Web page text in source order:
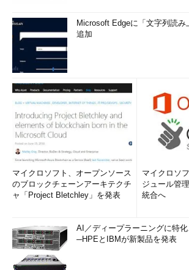
Microsoft Edgeに「文字列読み
追加
マイクロソフト、オープンソース
のブロックチェーンアーキテクチ
ャ「Project Bletchley」を発表
マイクロソ
ジュール管
統合へ
AI／ディープラーニングに特
─HPEとIBMが新製品を発表